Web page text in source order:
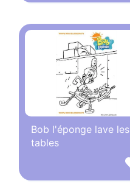
Bob l'éponge lave les
tables